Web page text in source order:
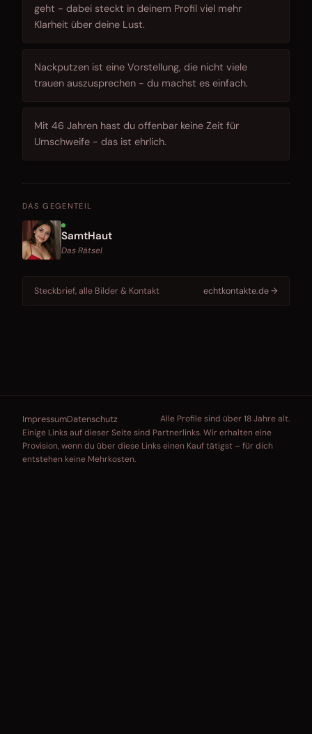
geht - dabei steckt in deinem Profil viel mehr
Klarheit über deine Lust.
Nackputzen ist eine Vorstellung, die nicht viele
trauen auszusprechen - du machst es einfach.
Mit 46 Jahren hast du offenbar keine Zeit für
Umschweife - das ist ehrlich.
DAS GEGENTEIL
SamtHaut
Das Rätsel
Steckbrief, alle Bilder & Kontakt echtkontakte.de →
ImpressumDatenschutz
Alle Profile sind über 18 Jahre alt.
Einige Links auf dieser Seite sind Partnerlinks. Wir erhalten eine
Provision, wenn du über diese Links einen Kauf tätigst – für dich
entstehen keine Mehrkosten.